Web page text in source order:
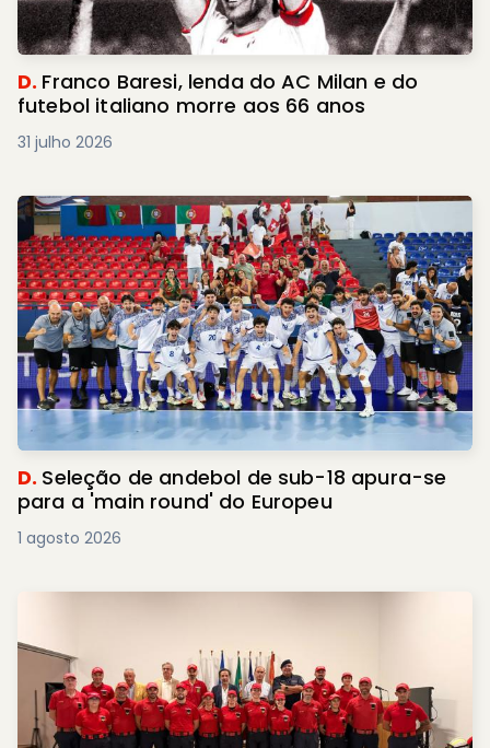
D. Franco Baresi, lenda do AC Milan e do
futebol italiano morre aos 66 anos
31 julho 2026
D. Seleção de andebol de sub-18 apura-se
para a 'main round' do Europeu
1 agosto 2026